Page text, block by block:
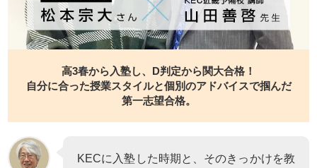
高3春から入塾し、D判定から関大合格！
自分に合った授業スタイルと個別のアドバイスで掴んだ
第一志望合格。
KECに入塾した時期と、そのきっかけを教